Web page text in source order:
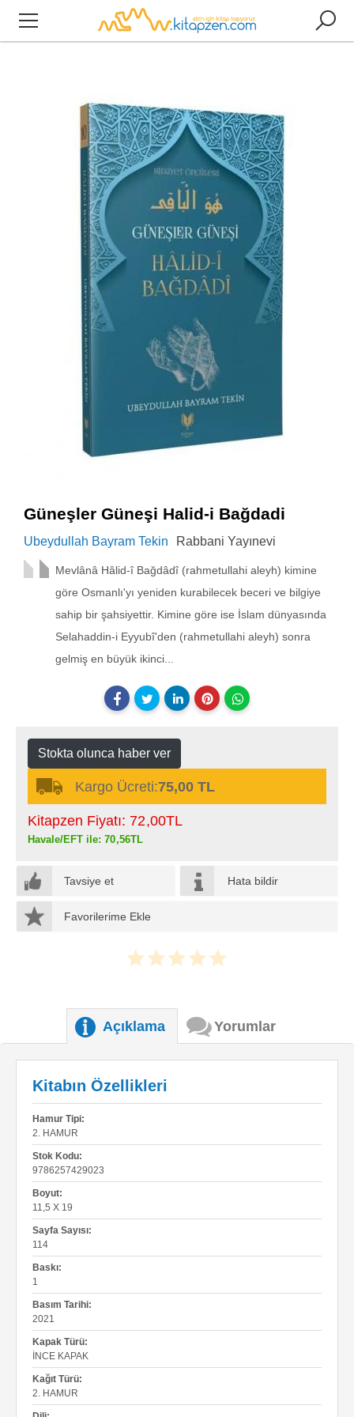
Güneşler Güneşi Halid-i Bağdadi
Ubeydullah Bayram Tekin Rabbani Yayınevi
Mevlânâ Hâlid-î Bağdâdî (rahmetullahi aleyh) kimine
göre Osmanlı'yı yeniden kurabilecek beceri ve bilgiye
sahip bir şahsiyettir. Kimine göre ise İslam dünyasında
Selahaddin-i Eyyubî'den (rahmetullahi aleyh) sonra
gelmiş en büyük ikinci...
Stokta olunca haber ver
Kargo Ücreti:75,00 TL
Kitapzen Fiyatı: 72,00TL
Havale/EFT ile: 70,56TL
Tavsiye et Hata bildir
Favorilerime Ekle
Açıklama Yorumlar
Kitabın Özellikleri
Hamur Tipi:
2. HAMUR
Stok Kodu:
9786257429023
Boyut:
11,5 X 19
Sayfa Sayısı:
114
Baskı:
1
Basım Tarihi:
2021
Kapak Türü:
İNCE KAPAK
Kağıt Türü:
2. HAMUR